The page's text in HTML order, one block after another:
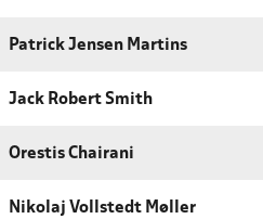
Patrick Jensen Martins
Jack Robert Smith
Orestis Chairani
Nikolaj Vollstedt Møller